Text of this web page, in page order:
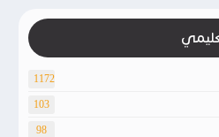
1172
103
98